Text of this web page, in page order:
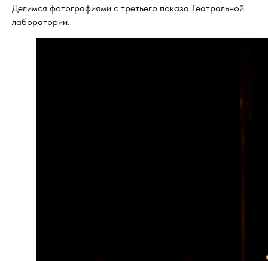
Делимся фотографиями с третьего показа Театральной
лаборатории.